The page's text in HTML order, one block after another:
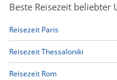
Beste Reisezeit beliebter
Reisezeit Paris
Reisezeit Thessaloniki
Reisezeit Rom